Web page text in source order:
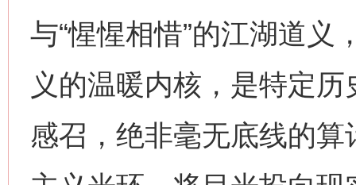
与“惺惺相惜”的江湖道义
义的温暖内核，是特定
感召，绝非毫无底线的